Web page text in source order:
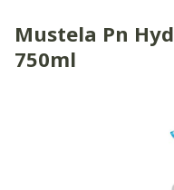
Mustela Pn
750ml